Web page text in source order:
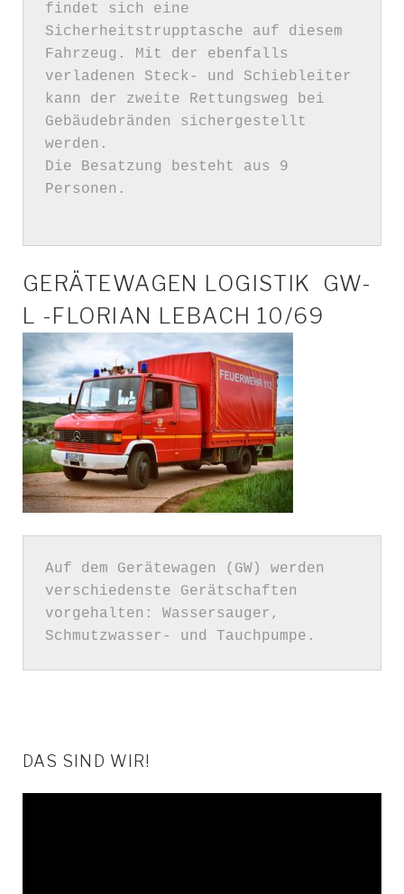
findet sich eine
Sicherheitstrupptasche auf diesem
Fahrzeug. Mit der ebenfalls
verladenen Steck- und Schiebleiter
kann der zweite Rettungsweg bei
Gebäudebränden sichergestellt
werden.
Die Besatzung besteht aus 9
Personen.
GERÄTEWAGEN LOGISTIK GW-
L -FLORIAN LEBACH 10/69
Auf dem Gerätewagen (GW) werden
verschiedenste Gerätschaften
vorgehalten: Wassersauger,
Schmutzwasser- und Tauchpumpe.
DAS SIND WIR!